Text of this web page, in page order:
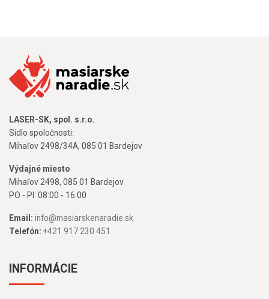
LASER-SK, spol. s.r.o.
Sídlo spoločnosti:
Mihaľov 2498/34A, 085 01 Bardejov
Výdajné miesto
Mihaľov 2498, 085 01 Bardejov
PO - PI: 08:00 - 16:00
Email: info@masiarskenaradie.sk
Telefón: +421 917 230 451
INFORMÁCIE